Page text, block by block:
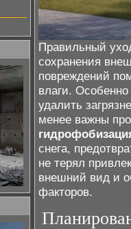
Правильный
сохранения
повреждений
влаги.
удалить
менее важны
снега,
не терял
внешний вид и
факторов.